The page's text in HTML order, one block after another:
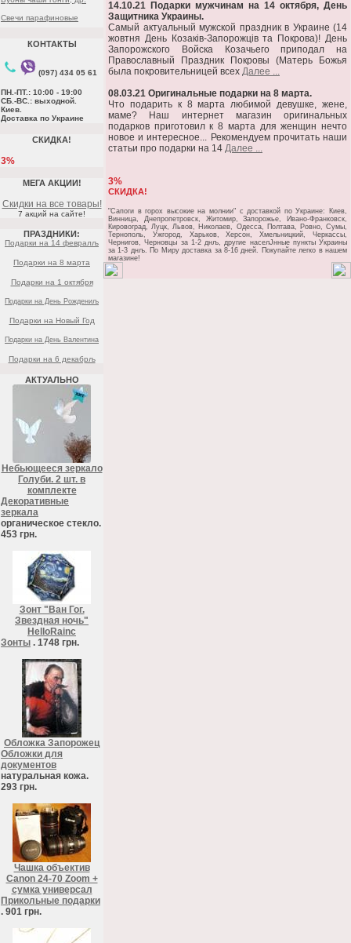
Свечи парафиновые
КОНТАКТЫ
(097) 434 05 61
ПН.-ПТ.: 10:00 - 19:00
СБ.-ВС.: выходной.
Киев.
Доставка по Украине
СКИДКА!
3%
МЕГА АКЦИИ!
Скидки на все товары!
7 акций на сайте!
ПРАЗДНИКИ:
Подарки на 14 февралљ
Подарки на 8 марта
Подарки на 1 октября
Подарки на День Рождениљ
Подарки на Новый Год
Подарки на День Валентина
Подарки на 6 декабрљ
АКТУАЛЬНО
Небьющееся зеркало
Голуби. 2 шт. в
комплекте
Декоративные
зеркала
органическое стекло.
453 грн.
Зонт "Ван Гог.
Звездная ночь"
HelloRainc
Зонты . 1748 грн.
Обложка Запорожец
Обложки для
документов
натуральная кожа.
293 грн.
Чашка объектив
Canon 24-70 Zoom +
сумка универсал
Прикольные подарки
. 901 грн.
14.10.21 Подарки мужчинам на 14 октября, День
Защитника Украины.
Самый актуальный мужской праздник в Украине (14
жовтня День Козаків-Запорожців та Покрова)! День
Запорожского Войска Козачьего приподал на
Православный Праздник Покровы (Матерь Божья
была покровительницей всех Далее ...
08.03.21 Оригинальные подарки на 8 марта.
Что подарить к 8 марта любимой девушке, жене,
маме? Наш интернет магазин оригинальных
подарков приготовил к 8 марта для женщин нечто
новое и интересное... Рекомендуем прочитать наши
статьи про подарки на 14 Далее ...
3%
СКИДКА!
"Сапоги в горох высокие на молнии" c доставкой по Украине: Киев,
Винница, Днепропетровск, Житомир, Запорожье, Ивано-Франковск,
Кировоград, Луцк, Львов, Николаев, Одесса, Полтава, Ровно, Сумы,
Тернополь, Ужгород, Харьков, Херсон, Хмельницкий, Черкассы,
Чернигов, Черновцы за 1-2 днљ, другие населЈнные пункты Украины
за 1-3 днљ. По Миру доставка за 8-16 дней. Покупайте легко в нашем
магазине!